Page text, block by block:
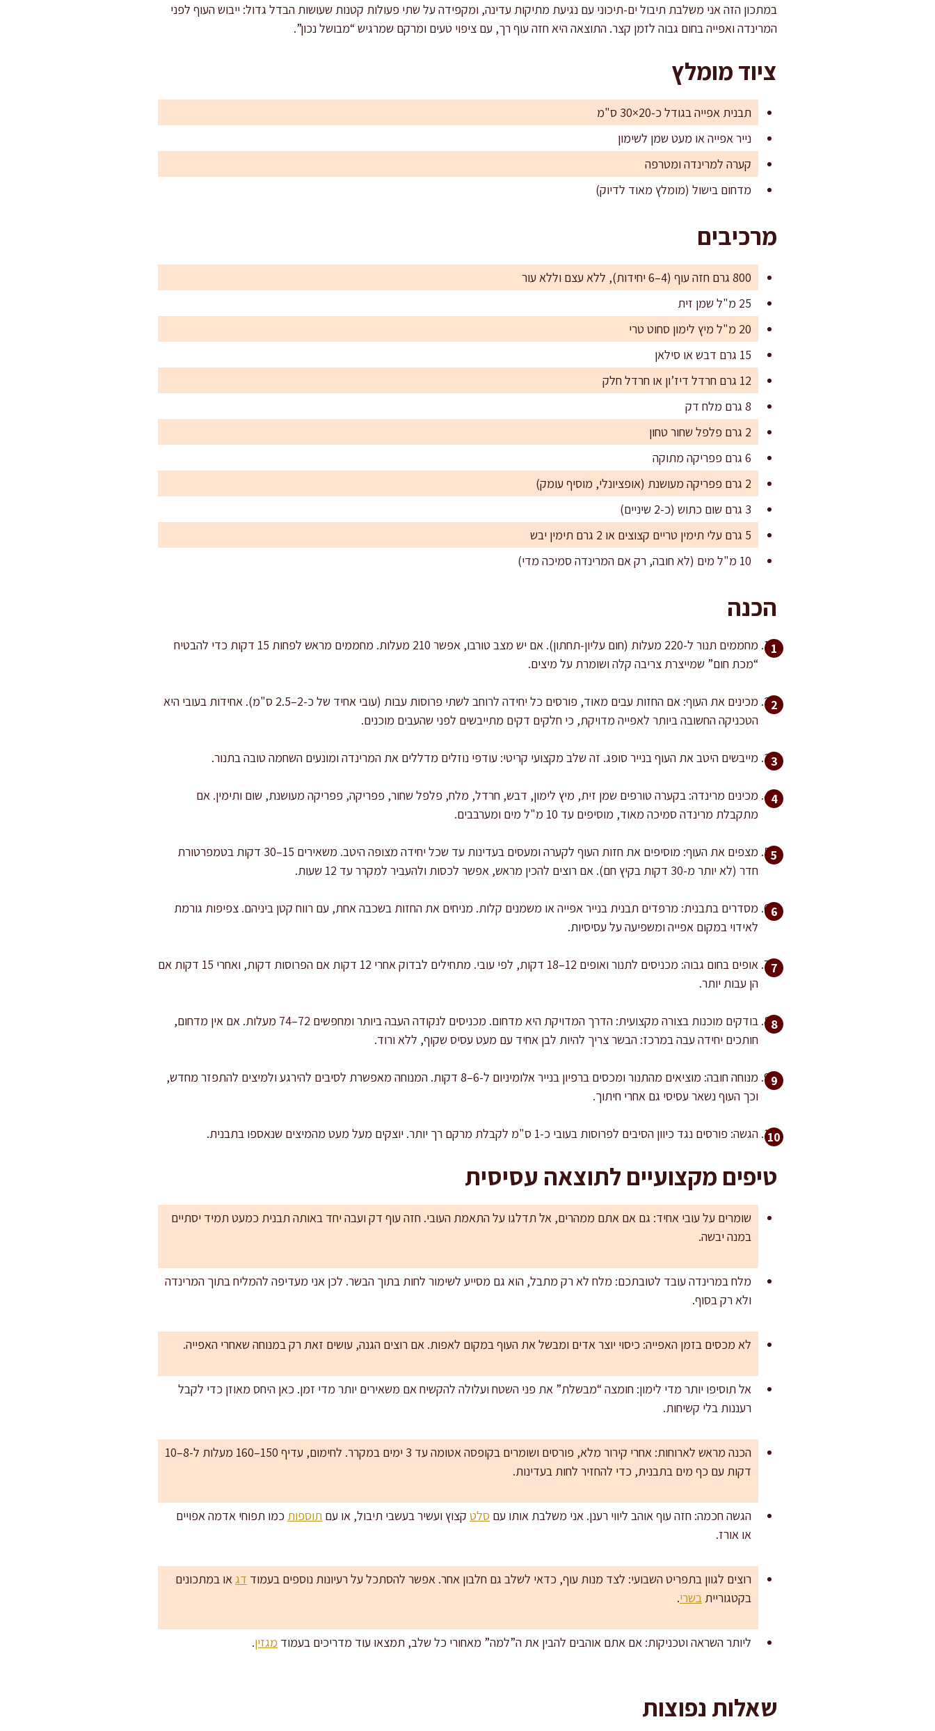
במתכון הזה אני משלבת תיבול ים-תיכוני עם נגיעת מתיקות עדינה, ומקפידה על שתי פעולות קטנות שעושות הבדל גדול: ייבוש העוף לפני
המרינדה ואפייה בחום גבוה לזמן קצר. התוצאה היא חזה עוף רך, עם ציפוי טעים ומרקם שמרגיש “מבושל נכון”.
ציוד מומלץ
תבנית אפייה בגודל כ-20×30 ס"מ
נייר אפייה או מעט שמן לשימון
קערה למרינדה ומטרפה
מדחום בישול (מומלץ מאוד לדיוק)
מרכיבים
800 גרם חזה עוף (4–6 יחידות), ללא עצם וללא עור
25 מ"ל שמן זית
20 מ"ל מיץ לימון סחוט טרי
15 גרם דבש או סילאן
12 גרם חרדל דיז’ון או חרדל חלק
8 גרם מלח דק
2 גרם פלפל שחור טחון
6 גרם פפריקה מתוקה
2 גרם פפריקה מעושנת (אופציונלי, מוסיף עומק)
3 גרם שום כתוש (כ-2 שיניים)
5 גרם עלי תימין טריים קצוצים או 2 גרם תימין יבש
10 מ"ל מים (לא חובה, רק אם המרינדה סמיכה מדי)
הכנה
מחממים תנור ל-220 מעלות (חום עליון-תחתון). אם יש מצב טורבו, אפשר 210 מעלות. מחממים מראש לפחות 15 דקות כדי להבטיח
“מכת חום” שמייצרת צריבה קלה ושומרת על מיצים.
מכינים את העוף: אם החזות עבים מאוד, פורסים כל יחידה לרוחב לשתי פרוסות עבות (עובי אחיד של כ-2–2.5 ס"מ). אחידות בעובי היא
הטכניקה החשובה ביותר לאפייה מדויקת, כי חלקים דקים מתייבשים לפני שהעבים מוכנים.
מייבשים היטב את העוף בנייר סופג. זה שלב מקצועי קריטי: עודפי נוזלים מדללים את המרינדה ומונעים השחמה טובה בתנור.
מכינים מרינדה: בקערה טורפים שמן זית, מיץ לימון, דבש, חרדל, מלח, פלפל שחור, פפריקה, פפריקה מעושנת, שום ותימין. אם
מתקבלת מרינדה סמיכה מאוד, מוסיפים עד 10 מ"ל מים ומערבבים.
מצפים את העוף: מוסיפים את חזות העוף לקערה ומעסים בעדינות עד שכל יחידה מצופה היטב. משאירים 15–30 דקות בטמפרטורת
חדר (לא יותר מ-30 דקות בקיץ חם). אם רוצים להכין מראש, אפשר לכסות ולהעביר למקרר עד 12 שעות.
מסדרים בתבנית: מרפדים תבנית בנייר אפייה או משמנים קלות. מניחים את החזות בשכבה אחת, עם רווח קטן ביניהם. צפיפות גורמת
לאידוי במקום אפייה ומשפיעה על עסיסיות.
אופים בחום גבוה: מכניסים לתנור ואופים 12–18 דקות, לפי עובי. מתחילים לבדוק אחרי 12 דקות אם הפרוסות דקות, ואחרי 15 דקות אם
הן עבות יותר.
בודקים מוכנות בצורה מקצועית: הדרך המדויקת היא מדחום. מכניסים לנקודה העבה ביותר ומחפשים 72–74 מעלות. אם אין מדחום,
חותכים יחידה עבה במרכז: הבשר צריך להיות לבן אחיד עם מעט עסיס שקוף, ללא ורוד.
מנוחה חובה: מוציאים מהתנור ומכסים ברפיון בנייר אלומיניום ל-6–8 דקות. המנוחה מאפשרת לסיבים להירגע ולמיצים להתפזר מחדש,
וכך העוף נשאר עסיסי גם אחרי חיתוך.
הגשה: פורסים נגד כיוון הסיבים לפרוסות בעובי כ-1 ס"מ לקבלת מרקם רך יותר. יוצקים מעל מעט מהמיצים שנאספו בתבנית.
טיפים מקצועיים לתוצאה עסיסית
שומרים על עובי אחיד: גם אם אתם ממהרים, אל תדלגו על התאמת העובי. חזה עוף דק ועבה יחד באותה תבנית כמעט תמיד יסתיים
במנה יבשה.
מלח במרינדה עובד לטובתכם: מלח לא רק מתבל, הוא גם מסייע לשימור לחות בתוך הבשר. לכן אני מעדיפה להמליח בתוך המרינדה
ולא רק בסוף.
לא מכסים בזמן האפייה: כיסוי יוצר אדים ומבשל את העוף במקום לאפות. אם רוצים הגנה, עושים זאת רק במנוחה שאחרי האפייה.
אל תוסיפו יותר מדי לימון: חומצה “מבשלת” את פני השטח ועלולה להקשיח אם משאירים יותר מדי זמן. כאן היחס מאוזן כדי לקבל
רעננות בלי קשיחות.
הכנה מראש לארוחות: אחרי קירור מלא, פורסים ושומרים בקופסה אטומה עד 3 ימים במקרר. לחימום, עדיף 150–160 מעלות ל-8–10
דקות עם כף מים בתבנית, כדי להחזיר לחות בעדינות.
הגשה חכמה: חזה עוף אוהב ליווי רענן. אני משלבת אותו עם סלט קצוץ ועשיר בעשבי תיבול, או עם תוספות כמו תפוחי אדמה אפויים
או אורז.
רוצים לגוון בתפריט השבועי: לצד מנות עוף, כדאי לשלב גם חלבון אחר. אפשר להסתכל על רעיונות נוספים בעמוד דג או במתכונים
בקטגוריית בשרי.
ליותר השראה וטכניקות: אם אתם אוהבים להבין את ה”למה” מאחורי כל שלב, תמצאו עוד מדריכים בעמוד מגזין.
שאלות נפוצות